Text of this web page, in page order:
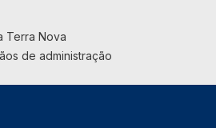
Terra Nova
de administração